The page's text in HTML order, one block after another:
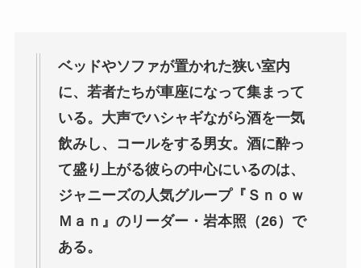
ベッドやソファが置かれた狭い室内
に、若者たちが車座になって集まって
いる。大声でハシャギながら酒を一気
飲みし、コールをする男女。酒に酔っ
て盛り上がる彼らの中心にいるのは、
ジャニーズの人気グループ『Ｓｎｏｗ
Ｍａｎ』のリーダー・岩本照（26）で
ある。